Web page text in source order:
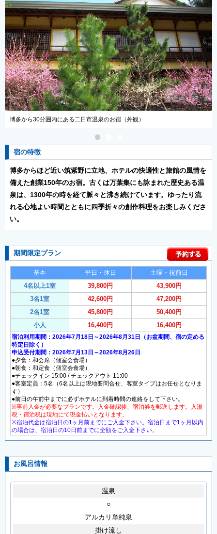
ら30分圏内にある二日市温泉のお宿（外観）
宿の特徴
博多からほど近い筑紫野に立地、ホテルの快適性と旅館の風情を
備えた創業150年のお宿。古くは万葉集にも詠まれた歴史ある温
泉は、1300年の時を経て脈々と沸き続けています。ゆったり流
れる心地よい時間とともに四季折々の創作料理をお楽しみくださ
い。
期間限定プラン
基本 平日・休日
土曜・祝前日
4名以上1室
39,800円
43,900円
3名1室
42,600円
47,200円
2名1室
45,800円
50,400円
小人
16,400円 16,400円
宿泊利用期間：2026年7月18日～2026年8月31日（お盆期間、宿の定める
特定日除く）
申込受付期間：2026年7月13日～2026年8月26日
●夕食：和会席（個室会食場）
●朝食：和定食（個室会食場）
●チェックイン 15:00 / チェックアウト 11:00
●客室定員：5名（6名以上は現地要問合せ、客室タイプはお任せとなりま
す）
●前日の午前中までに必ずホテルに到着時間の連絡をして下さい。
※事前入金が必要なプランです。入金確認後、宿泊券を郵送します。入湯
税・宿泊税は現地にて現金払いとなります。
※宿泊代金は宿泊日の1ヶ月前までにご入金下さい。宿泊日まで1ヶ月以内
の場合は、宿泊日の10日前までに全額をご入金下さい。
お風呂情報
温泉
○
アルカリ単純泉
掛け流し